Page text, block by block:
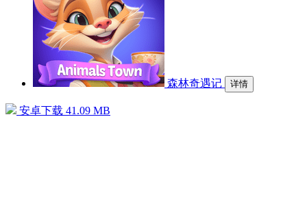
森林奇遇记 详情
安卓下载 41.09 MB